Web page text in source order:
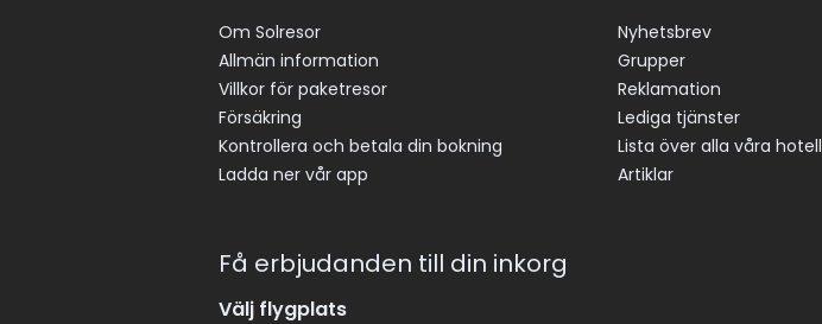
Om Solresor
Allmän information
Villkor för paketresor
Försäkring
Kontrollera och betala din bokning
Ladda ner vår app
Nyhetsbrev
Grupper
Reklamation
Lediga tjänster
Lista över alla våra hotell
Artiklar
Få erbjudanden till din inkorg
Välj flygplats